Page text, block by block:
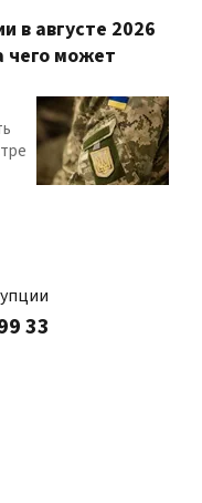
в августе 2026
чего может
33